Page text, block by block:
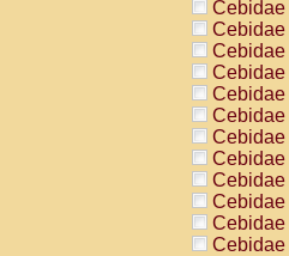
Cebidae
Cebidae
Cebidae
Cebidae
Cebidae
Cebidae
Cebidae
Cebidae
Cebidae
Cebidae
Cebidae
Cebidae